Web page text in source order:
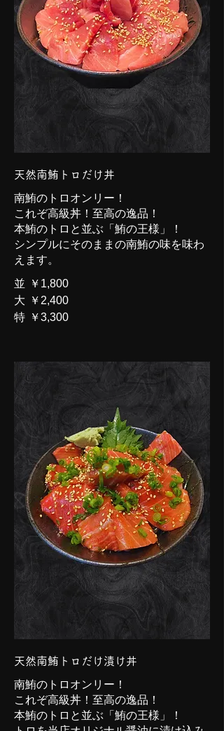
天然南鮪トロだけ丼
南鮪のトロオンリー！
これぞ高級丼！至高の逸品！
本鮪のトロと並ぶ「鮪の王様」！
シンプルにそのままの南鮪の味を味わ
えます。
並
￥1,800
大
￥2,400
特 ￥3,300
天然南鮪トロだけ漬け丼
南鮪のトロオンリー！
これぞ高級丼！至高の逸品！
本鮪のトロと並ぶ「鮪の王様」！